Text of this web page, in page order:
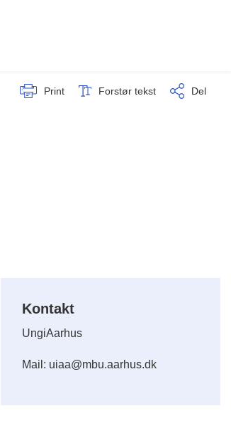
Print Forstør tekst Del
Kontakt
UngiAarhus
Mail: uiaa@mbu.aarhus.dk